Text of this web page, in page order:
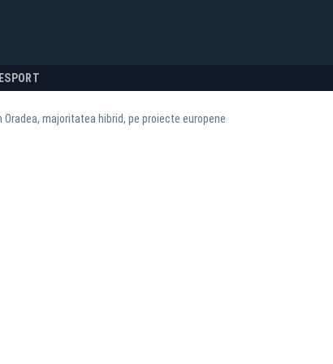
SPORT
Oradea, majoritatea hibrid, pe proiecte europene